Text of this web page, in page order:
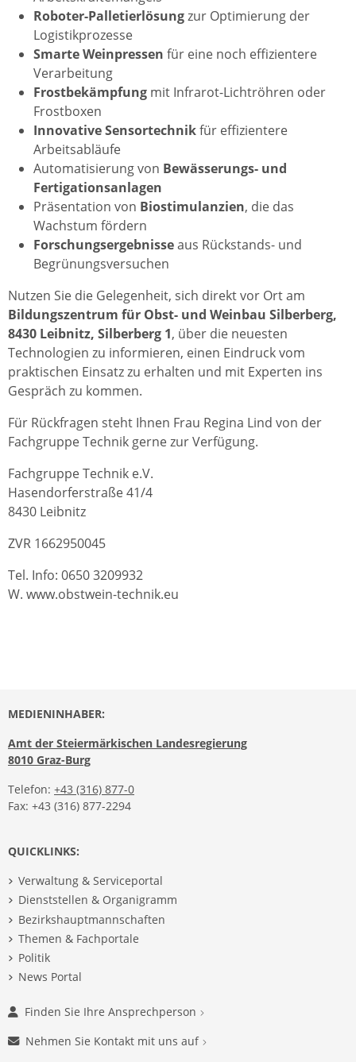
Roboter-Palletierlösungzur Optimierung der
Logistikprozesse
Smarte Weinpressen für eine noch effizientere
Verarbeitung
Frostbekämpfung mit Infrarot-Lichtröhren oder
Frostboxen
Innovative Sensortechnikfür effizientere
Arbeitsabläufe
Automatisierung von Bewässerungs- und
Fertigationsanlagen
Präsentation von Biostimulanzien, die das
Wachstum fördern
Forschungsergebnisseaus Rückstands- und
Begrünungsversuchen
Nutzen Sie die Gelegenheit, sich direkt vor Ort am
Bildungszentrum für Obst- und Weinbau Silberberg,
8430 Leibnitz, Silberberg 1, über die neuesten
Technologien zu informieren, einen Eindruck vom
praktischen Einsatz zu erhalten und mit Experten ins
Gespräch zu kommen.
Für Rückfragen steht Ihnen Frau Regina Lind von der
Fachgruppe Technik gerne zur Verfügung.
Fachgruppe Technik e.V.
Hasendorferstraße 41/4
8430 Leibnitz
ZVR 1662950045
Tel. Info: 0650 3209932
W. www.obstwein-technik.eu
MEDIENINHABER:
Amt der Steiermärkischen Landesregierung
8010 Graz-Burg
Telefon: +43 (316) 877-0
Fax: +43 (316) 877-2294
QUICKLINKS:
Verwaltung & Serviceportal
Dienststellen & Organigramm
Bezirkshauptmannschaften
Themen & Fachportale
Politik
News Portal
Finden Sie Ihre Ansprechperson
Nehmen Sie Kontakt mit uns auf